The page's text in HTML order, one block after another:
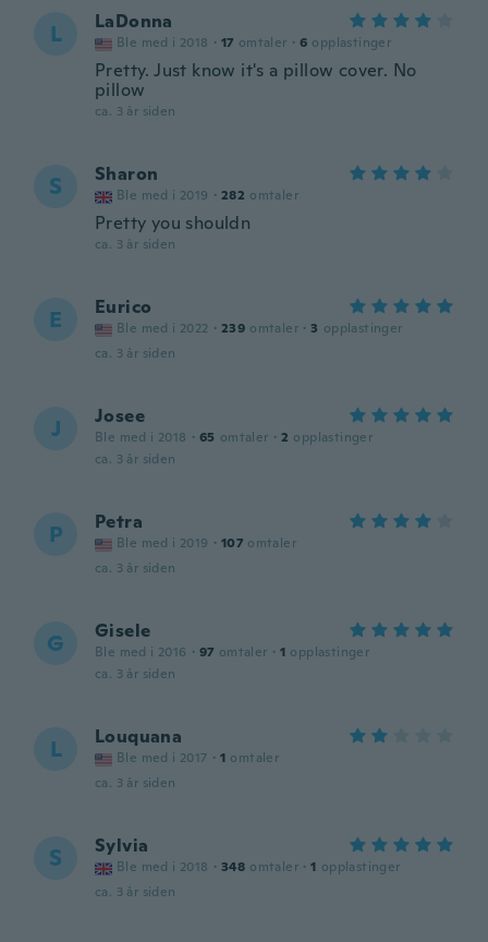
L LaDonna
Ble med i 2018 · 17 omtaler · 6 opplastinger
Pretty. Just know it's a pillow cover. No
pillow
ca. 3 år siden
S Sharon
Ble med i 2019 · 282 omtaler
Pretty you shouldn
ca. 3 år siden
E Eurico
Ble med i 2022 · 239 omtaler · 3 opplastinger
ca. 3 år siden
J Josee
Ble med i 2018 · 65 omtaler · 2 opplastinger
ca. 3 år siden
P Petra
Ble med i 2019 · 107 omtaler
ca. 3 år siden
G Gisele
Ble med i 2016 · 97 omtaler · 1 opplastinger
ca. 3 år siden
L Louquana
Ble med i 2017 · 1 omtaler
ca. 3 år siden
S Sylvia
Ble med i 2018 · 348 omtaler · 1 opplastinger
ca. 3 år siden